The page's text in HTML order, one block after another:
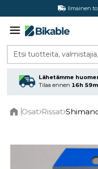
Ilmainen
Etsi tuotteita,
Lähetämme
Tilaa ennen 16h
Osat Rissat